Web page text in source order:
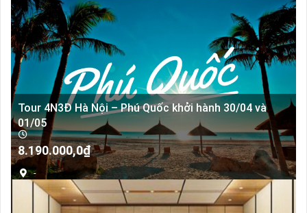
Tour 4N3Đ Hà Nội – Phú Quốc khởi hành 30/04 và
01/05
8.190.000,0₫
-